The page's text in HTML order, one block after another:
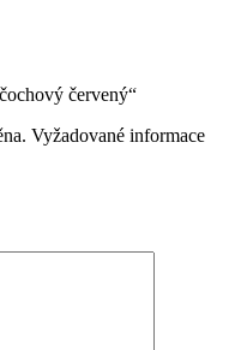
červený“
Vyžadované informace